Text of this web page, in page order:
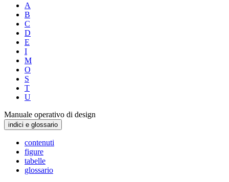
A
B
C
D
E
I
M
O
S
T
U
Manuale operativo di design
indici e glossario
contenuti
figure
tabelle
glossario